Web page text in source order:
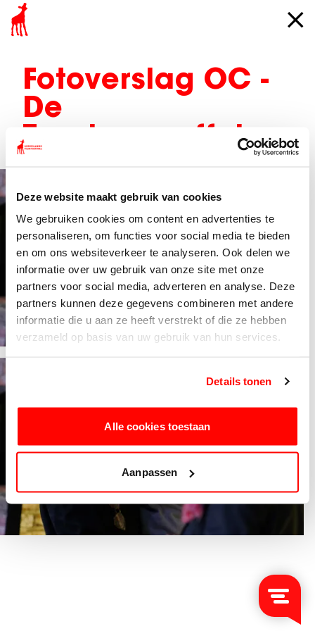
Deze website maakt gebruik van cookies
We gebruiken cookies om content en advertenties te
personaliseren, om functies voor social media te bieden
en om ons websiteverkeer te analyseren. Ook delen we
informatie over uw gebruik van onze site met onze
partners voor social media, adverteren en analyse. Deze
partners kunnen deze gegevens combineren met andere
informatie die u aan ze heeft verstrekt of die ze hebben
verzameld op basis van uw gebruik van hun services.
Details tonen
Alle cookies toestaan
Aanpassen
Fotoverslag OC -
De
Toeslagenaffaire